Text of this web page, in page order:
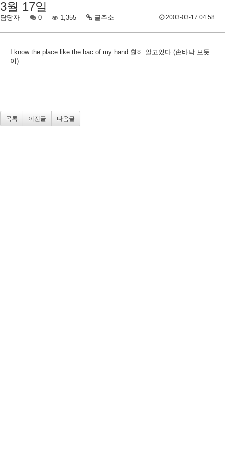
3월 17일
담당자 0 1,355 글주소 2003-03-17 04:58
I know the place like the bac of my hand 훤히 알고있다.(손바닥 보듯
이)
목록 이전글 다음글